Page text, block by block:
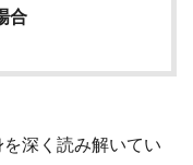
合
深く読み解いてい